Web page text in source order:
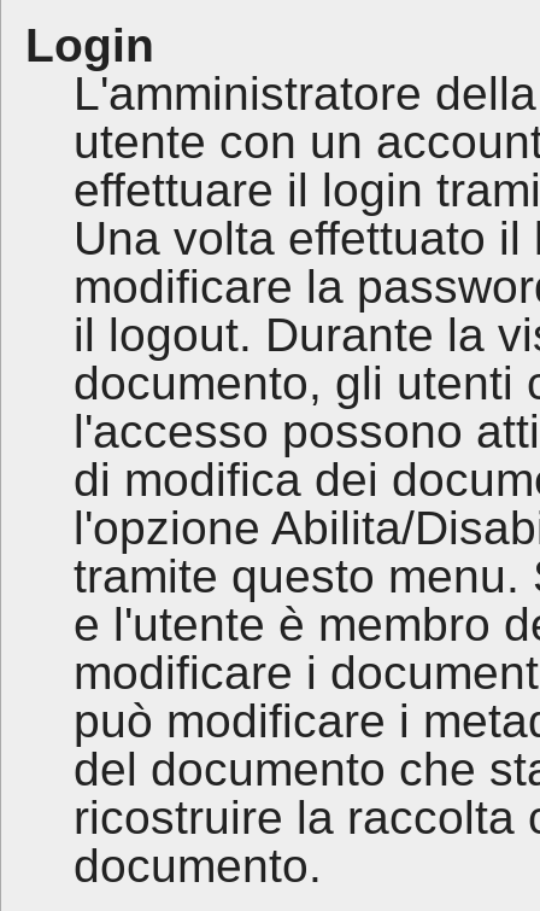
Login
L'amministratore
utente con un
effettuare il login
Una volta effettuato
modificare la
il logout. Durante la
documento, gli utenti
l'accesso possono
di modifica dei
l'opzione Abilita/
tramite questo
e l'utente è membro
modificare i
può modificare i
del documento che
ricostruire la raccolta
documento.